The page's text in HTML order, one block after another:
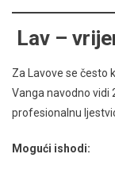
Lav –
Za Lavove se često
Vanga navodno vidi
profesionalnu
Mogući ishodi: